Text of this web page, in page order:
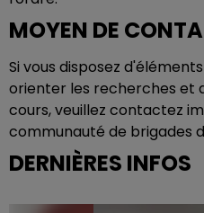
MOYEN DE
Si vous disposez
orienter les recherches et
cours, veuillez contactez
communauté de brigades
DERNIÈRES INFOS